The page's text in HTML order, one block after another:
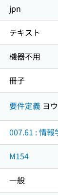
jpn
テキスト
機器不用
冊子
要件定義 ヨ
007.61 : 情報
M154
一般